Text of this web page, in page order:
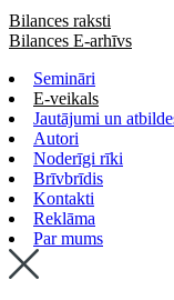
Bilances raksti
Bilances E-arhīvs
Semināri
E-veikals
Jautājumi un
Autori
Noderīgi rīki
Brīvbrīdis
Kontakti
Reklāma
Par mums